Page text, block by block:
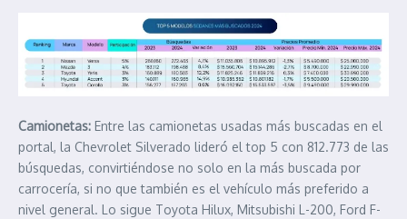
Camionetas: Entre las camionetas usadas más buscadas en el
portal, la Chevrolet Silverado lideró el top 5 con 812.773 de las
búsquedas, convirtiéndose no solo en la más buscada por
carrocería, si no que también es el vehículo más preferido a
nivel general. Lo sigue Toyota Hilux, Mitsubishi L-200, Ford F-